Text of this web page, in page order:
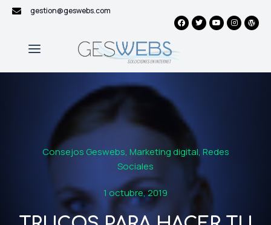
gestion@geswebs.com
Consejos Geswebs, Marketing digital, Redes
Sociales
1 octubre, 2019